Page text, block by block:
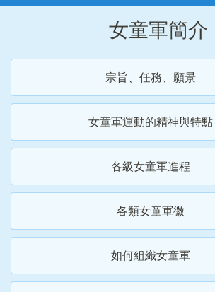
女童軍簡介
宗旨、任務、願景
女童軍運動的精神與特點
各級女童軍進程
各類女童軍徽
如何組織女童軍